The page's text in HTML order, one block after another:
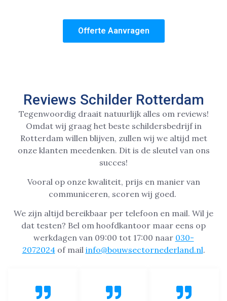
Offerte Aanvragen
Reviews Schilder Rotterdam
Tegenwoordig draait natuurlijk alles om reviews!
Omdat wij graag het beste schildersbedrijf in
Rotterdam willen blijven, zullen wij we altijd met
onze klanten meedenken. Dit is de sleutel van ons
succes!
Vooral op onze kwaliteit, prijs en manier van
communiceren, scoren wij goed.
We zijn altijd bereikbaar per telefoon en mail. Wil je
dat testen? Bel om hoofdkantoor maar eens op
werkdagen van 09:00 tot 17:00 naar 030-
2072024of mail info@bouwsectornederland.nl.